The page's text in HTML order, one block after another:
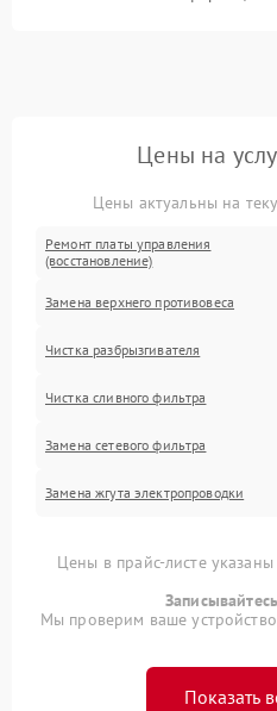
Цены на
Цены актуальны на
Ремонт платы управления
(восстановление)
Замена верхнего противовеса
Чистка разбрызгивателя
Чистка сливного фильтра
Замена сетевого фильтра
Замена жгута электропроводки
Цены в прайс-листе
Мы проверим ваше
Показать